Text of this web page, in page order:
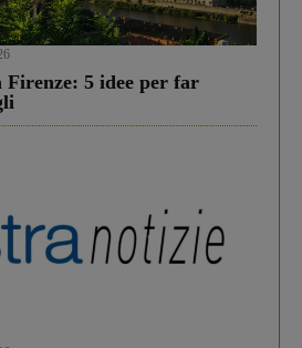
5 idee per far